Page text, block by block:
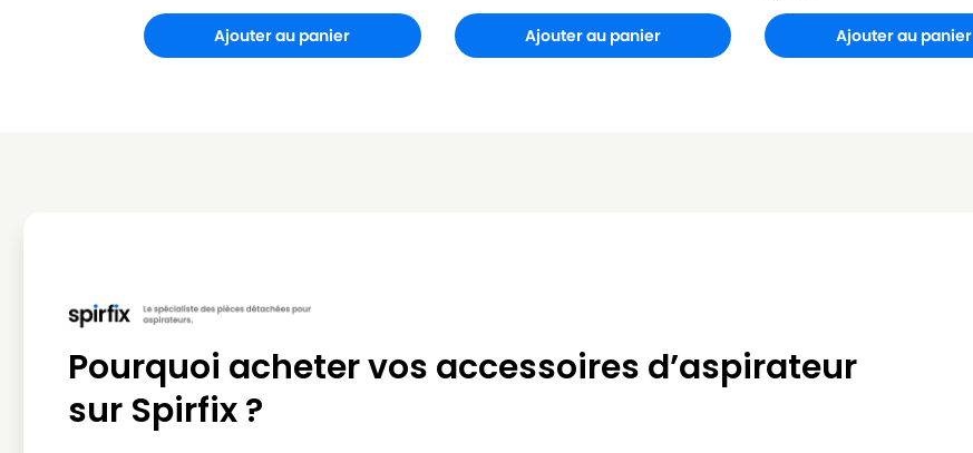
Ajouter au panier Ajouter au panier Ajouter au panier
Pourquoi acheter vos accessoires d’aspirateur
sur Spirfix ?